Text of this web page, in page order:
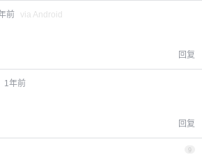
前 via Android
回复
1年前
回复
9